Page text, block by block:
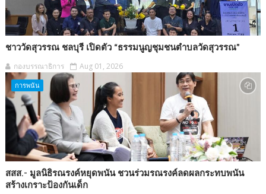
ชาววัดสุวรรณ ชลบุรี เปิดตัว “ธรรมนูญชุมชนตำบลวัดสุวรรณ”
กองบรรณาธิการ Aug 01, 2026
การพนัน
สสส.- มูลนิธิรณรงค์หยุดพนัน ชวนร่วมรณรงค์ลดผลกระทบพนัน
สร้างเกราะป้องกันเด็ก